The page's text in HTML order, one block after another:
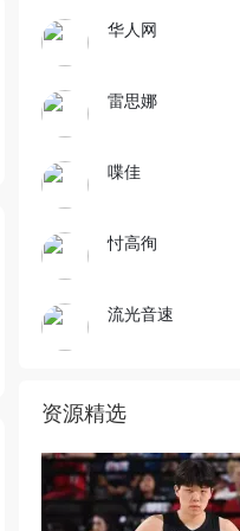
华人网
雷思娜
喋佳
忖高徇
流光音速
资源精选